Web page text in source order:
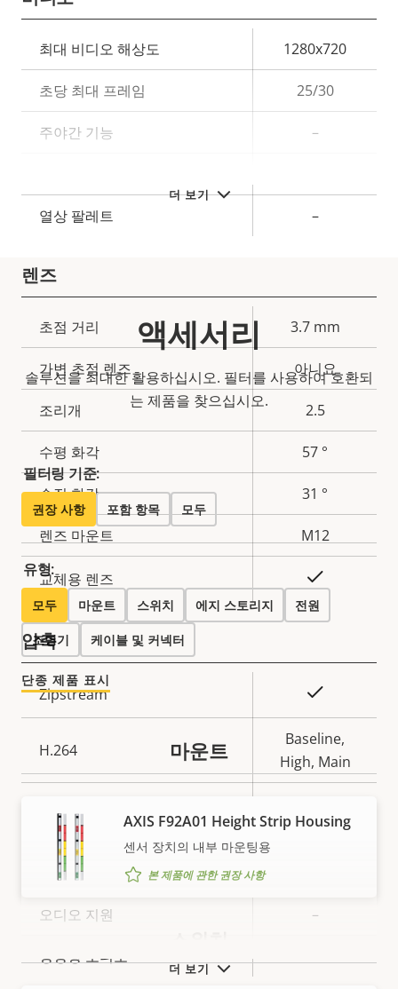
더 보기
속
성
설
명
속
성
값
최대 비디오 해상도 1280x720
초당 최대 프레임 25/30
주야간 기능 –
열상 팔레트 –
렌즈
속
성
설
명
속
성
값
초점 거리 3.7 mm
가변 초점 렌즈 아니요
조리개 2.5
수평 화각 57 °
수직 화각 31 °
렌즈 마운트 M12
교체용 렌즈
압축
속
성
명
속
Zipstream
H.264
Baseline,
High, Main
오디오
속
설
속
오디오 지원 –
양방향 오디오
액세서리
솔루션을 최대한 활용하십시오. 필터를 사용하여 호환되
는 제품을 찾으십시오.
필터링 기준:
권장 사항 포함 항목 모두
유형:
모두 마운트 스위치 에지 스토리지 전원
조명기 케이블 및 커넥터
단종 제품 표시
더 보기
마운트
AXIS F92A01 Height Strip Housing
센서 장치의 내부 마운팅용
본 제품에 관한 권장 사항